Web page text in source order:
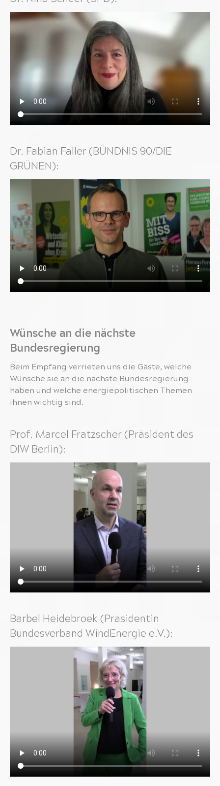
Dr. Fabian Faller (BÜNDNIS 90/DIE
GRÜNEN):
Wünsche an die nächste
Bundesregierung
Beim Empfang verrieten uns die Gäste, welche
Wünsche sie an die nächste Bundesregierung
haben und welche energiepolitischen Themen
ihnen wichtig sind.
Prof. Marcel Fratzscher (Präsident des
DIW Berlin):
Bärbel Heidebroek (Präsidentin
Bundesverband WindEnergie e.V.):